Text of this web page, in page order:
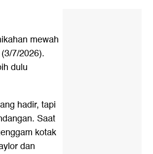
mewah
7/2026).
dulu
hadir, tapi
Saat
kotak
dan